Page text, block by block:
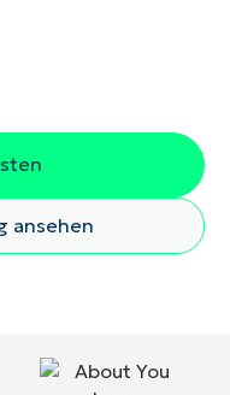
ansehen